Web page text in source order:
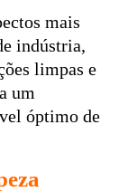
mais
indústria,
limpas e
um
óptimo de